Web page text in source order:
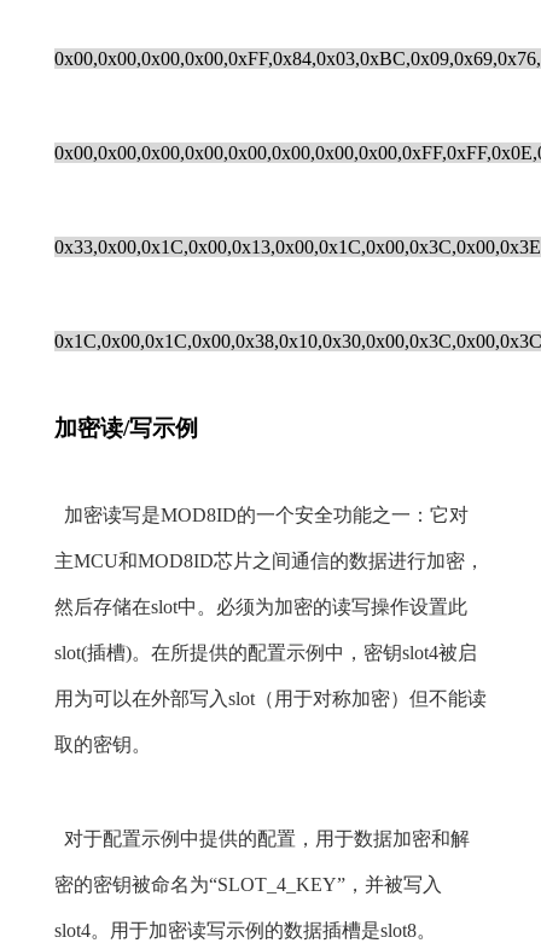
加密读/写示例
加密读写是MOD8ID的一个安全功能之一：它对
主MCU和MOD8ID芯片之间通信的数据进行加密，
然后存储在slot中。必须为加密的读写操作设置此
slot(插槽)。在所提供的配置示例中，密钥slot4被启
用为可以在外部写入slot（用于对称加密）但不能读
取的密钥。
对于配置示例中提供的配置，用于数据加密和解
密的密钥被命名为“SLOT_4_KEY”，并被写入
slot4。用于加密读写示例的数据插槽是slot8。